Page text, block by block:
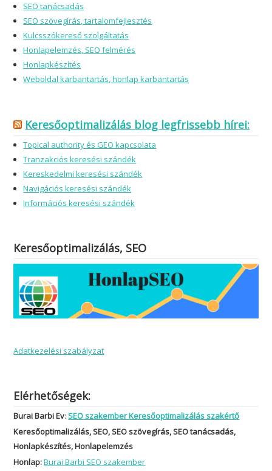
SEO tanácsadás
SEO szövegírás, tartalomfejlesztés
Kulcsszókereső szolgáltatás
Honlapelemzés, SEO felmérés
Honlapkészítés
Weboldal karbantartás, honlap karbantartás
Keresőoptimalizálás blog legfrissebb hírei:
Topical authority és GEO kapcsolata
Tranzakciós keresési szándék
Kereskedelmi keresési szándék
Navigációs keresési szándék
Információs keresési szándék
Keresőoptimalizálás, SEO
Adatkezelési szabályzat
Elérhetőségek:
Burai Barbi Ev:SEO szakember Keresőoptimalizálás szakértő
Keresőoptimalizálás, SEO, SEO szövegírás, SEO tanácsadás,
Honlapkészítés, Honlapelemzés
Honlap:Burai Barbi SEO szakember